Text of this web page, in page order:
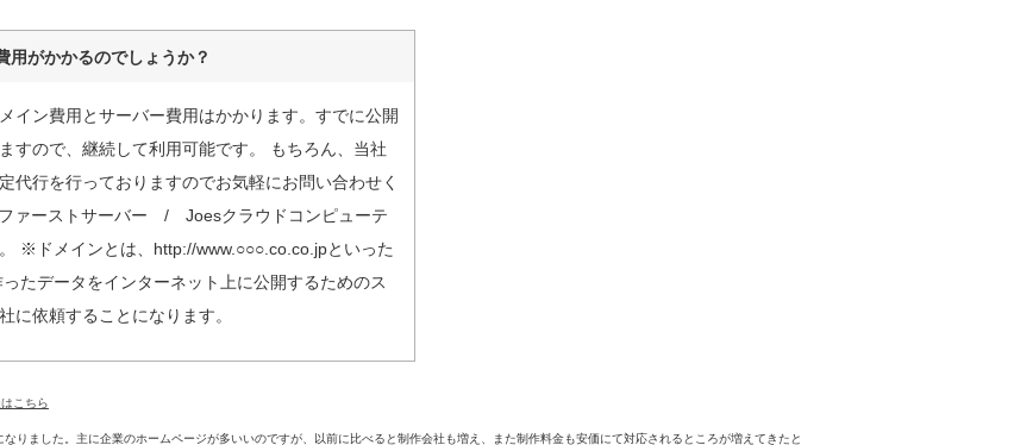
用がかかるのでしょうか？
イン費用とサーバー費用はかかります。すでに公開
すので、継続して利用可能です。 もちろん、当社
代行を行っておりますのでお気軽にお問い合わせく
ーストサーバー / Joesクラウドコンピューテ
※ドメインとは、http://www.○○○.co.co.jpといった
たデータをインターネット上に公開するためのス
に依頼することになります。
こちら
りました。主に企業のホームページが多いいのですが、以前に比べると制作会社も増え、また制作料金も安価にて対応されるところが増えてきたと